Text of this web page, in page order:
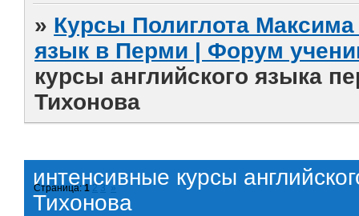
» Курсы Полиглота
язык в Перми | Форум
курсы английского языка
Тихонова
интенсивные курсы
Тихонова
Страница:1 2 3 »